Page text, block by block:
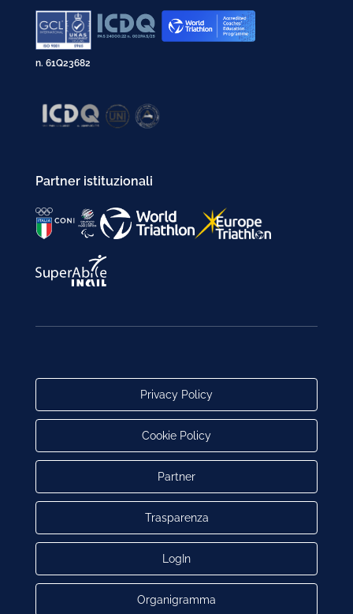
n. 61Q23682
Partner istituzionali
Privacy Policy
Cookie Policy
Partner
Trasparenza
LogIn
Organigramma